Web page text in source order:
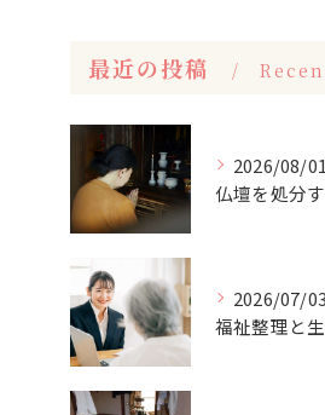
最近の投稿
2026/08/01
2026/07/03